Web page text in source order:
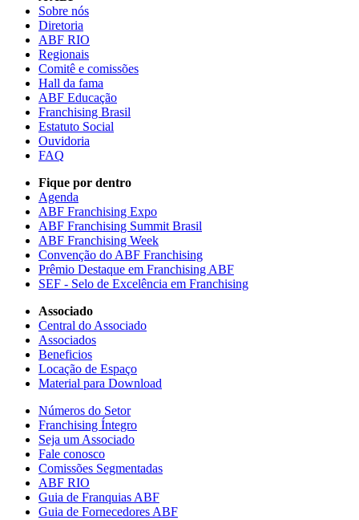
Sobre nós
Diretoria
ABF RIO
Regionais
Comitê e comissões
Hall da fama
ABF Educação
Franchising Brasil
Estatuto Social
Ouvidoria
FAQ
Fique por dentro
Agenda
ABF Franchising Expo
ABF Franchising Summit Brasil
ABF Franchising Week
Convenção do ABF Franchising
Prêmio Destaque em Franchising ABF
SEF - Selo de Excelência em Franchising
Associado
Central do Associado
Associados
Beneficios
Locação de Espaço
Material para Download
Números do Setor
Franchising Íntegro
Seja um Associado
Fale conosco
Comissões Segmentadas
ABF RIO
Guia de Franquias ABF
Guia de Fornecedores ABF